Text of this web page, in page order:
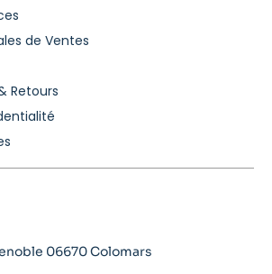
de Ventes
Retours
06670 Colomars